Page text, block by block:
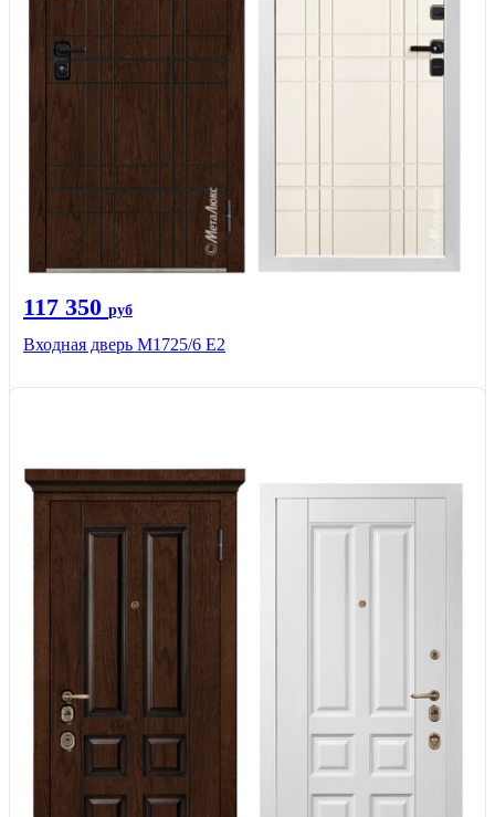
117 350 руб
Входная дверь М1725/6 Е2